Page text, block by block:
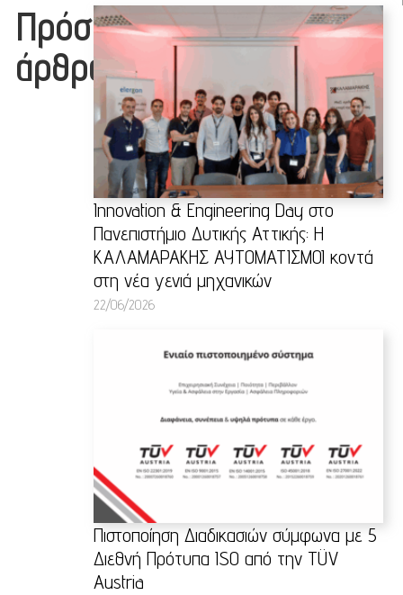
Πρόσφατα
άρθρα
Innovation & Engineering Day στο
Πανεπιστήμιο Δυτικής Αττικής: Η
ΚΑΛΑΜΑΡΑΚΗΣ ΑΥΤΟΜΑΤΙΣΜΟΙ κοντά
στη νέα γενιά μηχανικών
22/06/2026
Πιστοποίηση Διαδικασιών σύμφωνα με 5
Διεθνή Πρότυπα ISO από την TÜV
Austria